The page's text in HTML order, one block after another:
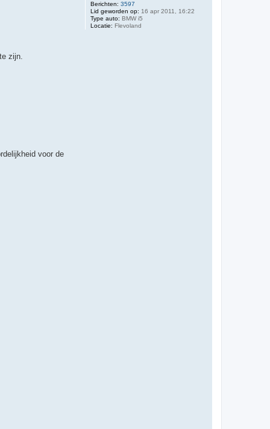
Berichten: 3597
Lid geworden op: 16 apr 2011, 16:22
Type auto: BMW i5
Locatie: Flevoland
zijn.
voor de